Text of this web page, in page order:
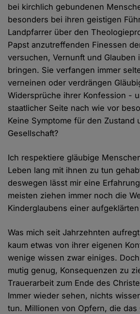
bei kirchlich gebundenen
besonders bei ihren geistigen
Landpfarrer über den
Papst anzutreffenden Finessen
versuchen, Vernunft und Glauben
bringen. Sie verfangen immer
verneinen oder verdrängen
Widersprüche ihrer Konfession -
staatlicher Seite nach wie vor
Keine Symptome für den Zustand
Gesellschaft?
Ich respektiere gläubige
Leben lang mit ihnen zu tun
deswegen lässt mir eine
meisten ziehen immer noch die
Kinderglaubens einer
Was mich seit Jahrzehnten
kaum etwas von ihrer eigenen
wenige wissen zwar einiges.
mutig genug, Konsequenzen zu
Trauerarbeit zum Ende des
Immer wieder sehen, nichts
tun. Millionen von Opfern, die das